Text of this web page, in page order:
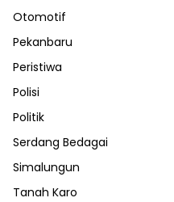
Otomotif
Pekanbaru
Peristiwa
Polisi
Politik
Serdang Bedagai
Simalungun
Tanah Karo